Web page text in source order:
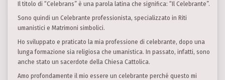
Il titolo di “Celebrans” è una parola latina che significa: “Il Celebrante”.
Sono quindi un Celebrante professionista, specializzato in Riti
umanistici e Matrimoni simbolici.
Ho sviluppato e praticato la mia professione di celebrante, dopo una
lunga formazione sia religiosa che umanistica. In passato, infatti, sono
anche stato un sacerdote della Chiesa Cattolica.
Amo profondamente il mio essere un celebrante perché questo mi